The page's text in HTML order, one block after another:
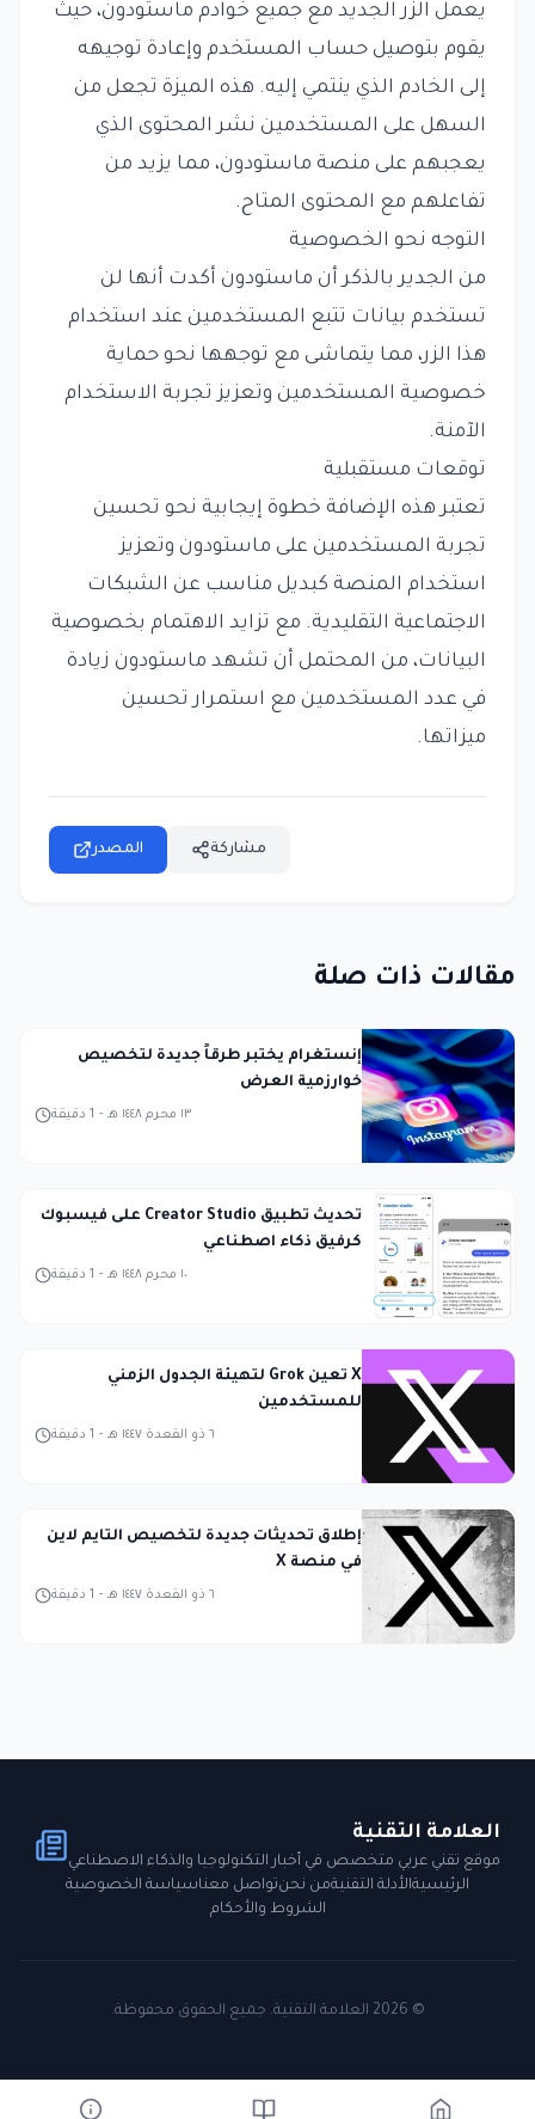
يعمل الزر الجديد مع جميع خوادم ماستودون، حيث
يقوم بتوصيل حساب المستخدم وإعادة توجيهه
إلى الخادم الذي ينتمي إليه. هذه الميزة تجعل من
السهل على المستخدمين نشر المحتوى الذي
يعجبهم على منصة ماستودون، مما يزيد من
تفاعلهم مع المحتوى المتاح.
التوجه نحو الخصوصية
من الجدير بالذكر أن ماستودون أكدت أنها لن
تستخدم بيانات تتبع المستخدمين عند استخدام
هذا الزر، مما يتماشى مع توجهها نحو حماية
خصوصية المستخدمين وتعزيز تجربة الاستخدام
الآمنة.
توقعات مستقبلية
تعتبر هذه الإضافة خطوة إيجابية نحو تحسين
تجربة المستخدمين على ماستودون وتعزيز
استخدام المنصة كبديل مناسب عن الشبكات
الاجتماعية التقليدية. مع تزايد الاهتمام بخصوصية
البيانات، من المحتمل أن تشهد ماستودون زيادة
في عدد المستخدمين مع استمرار تحسين
ميزاتها.
المصدر مشاركة
مقالات ذات صلة
إنستغرام يختبر طرقاً جديدة لتخصيص
خوارزمية العرض
1 دقيقة - ١٣ محرم ١٤٤٨ هـ
تحديث تطبيق Creator Studio على فيسبوك
كرفيق ذكاء اصطناعي
1 دقيقة - ١٠ محرم ١٤٤٨ هـ
X تعين Grok لتهيئة الجدول الزمني
للمستخدمين
1 دقيقة - ٦ ذو القعدة ١٤٤٧ هـ
إطلاق تحديثات جديدة لتخصيص التايم لاين
في منصة X
1 دقيقة - ٦ ذو القعدة ١٤٤٧ هـ
العلامة التقنية
موقع تقني عربي متخصص في أخبار التكنولوجيا والذكاء الاصطناعي
الرئيسيةالأدلة التقنيةمن نحنتواصل معناسياسة الخصوصية
الشروط والأحكام
©
2026 العلامة التقنية. جميع الحقوق محفوظة.